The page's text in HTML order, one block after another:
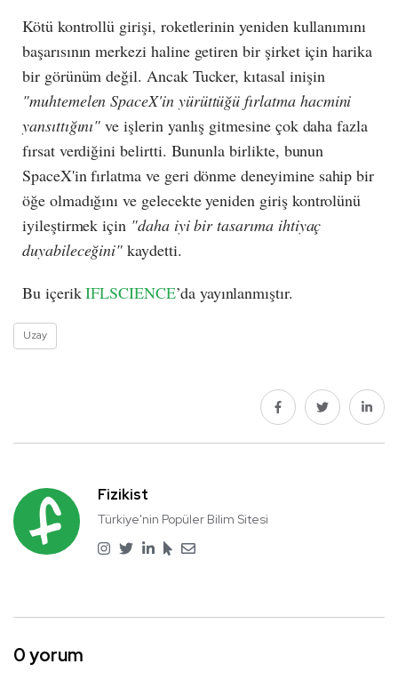
Kötü kontrollü girişi, roketlerinin yeniden kullanımını
başarısının merkezi haline getiren bir şirket için harika
bir görünüm değil. Ancak Tucker, kıtasal inişin
"muhtemelen SpaceX'in yürüttüğü fırlatma hacmini
yansıttığını" ve işlerin yanlış gitmesine çok daha fazla
fırsat verdiğini belirtti. Bununla birlikte, bunun
SpaceX'in fırlatma ve geri dönme deneyimine sahip bir
öğe olmadığını ve gelecekte yeniden giriş kontrolünü
iyileştirmek için "daha iyi bir tasarıma ihtiyaç
duyabileceğini" kaydetti.
Bu içerikIFLSCIENCE’da yayınlanmıştır.
Uzay
Fizikist
Türkiye'nin Popüler Bilim Sitesi
0 yorum